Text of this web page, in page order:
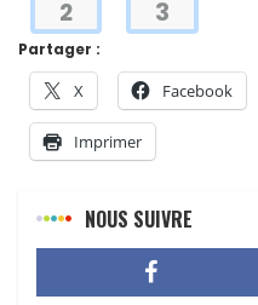
Partager :
X Facebook
Imprimer
2 3
NOUS SUIVRE